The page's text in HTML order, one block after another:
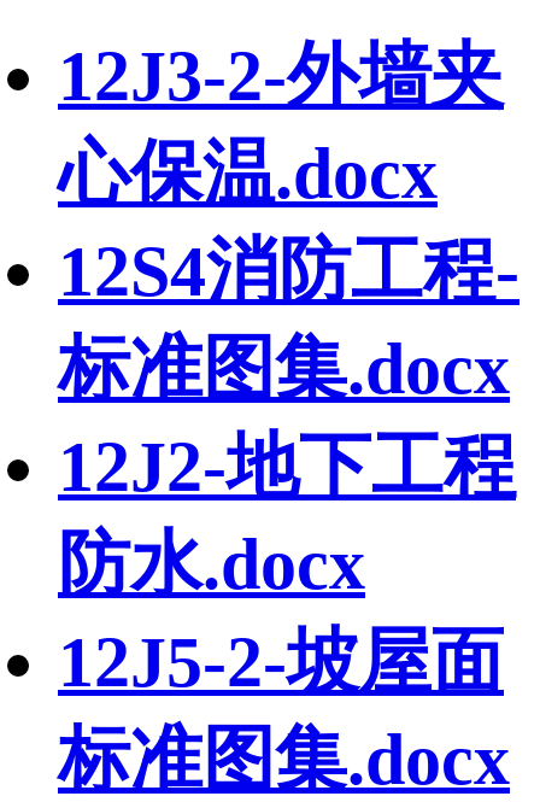
12J3-2-外墙夹
心保温.docx
12S4消防工程-
标准图集.docx
12J2-地下工程
防水.docx
12J5-2-坡屋面
标准图集.docx